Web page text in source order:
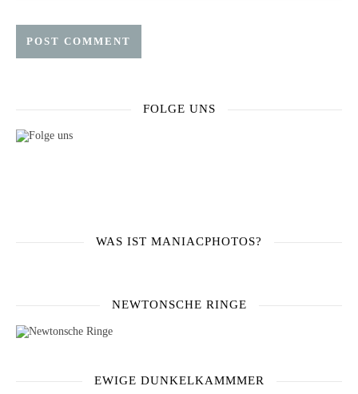
FOLGE UNS
WAS IST MANIACPHOTOS?
NEWTONSCHE RINGE
EWIGE DUNKELKAMMMER